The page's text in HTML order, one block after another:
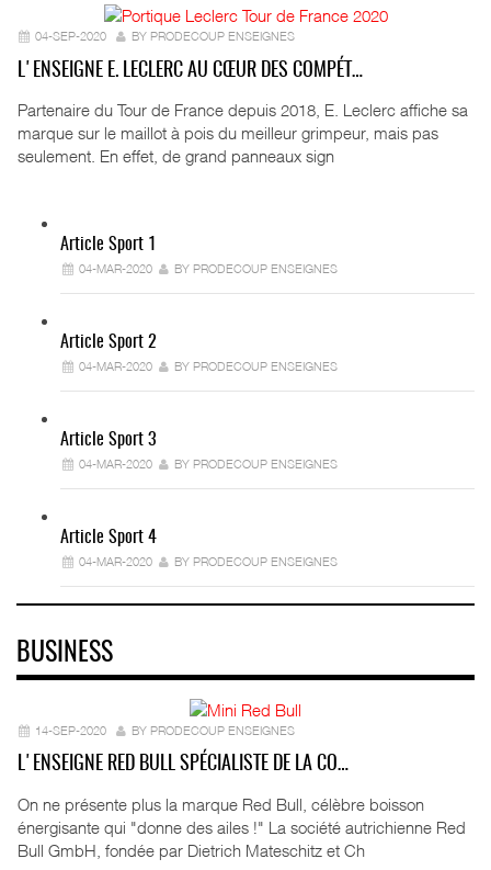
04-SEP-2020 BY PRODECOUP ENSEIGNES
L'ENSEIGNE E. LECLERC AU CŒUR DES COMPÉT…
Partenaire du Tour de France depuis 2018, E. Leclerc affiche sa
marque sur le maillot à pois du meilleur grimpeur, mais pas
seulement. En effet, de grand panneaux sign
Article Sport 1
04-MAR-2020 BY PRODECOUP ENSEIGNES
Article Sport 2
04-MAR-2020 BY PRODECOUP ENSEIGNES
Article Sport 3
04-MAR-2020 BY PRODECOUP ENSEIGNES
Article Sport 4
04-MAR-2020 BY PRODECOUP ENSEIGNES
BUSINESS
14-SEP-2020 BY PRODECOUP ENSEIGNES
L'ENSEIGNE RED BULL SPÉCIALISTE DE LA CO…
On ne présente plus la marque Red Bull, célèbre boisson
énergisante qui "donne des ailes !" La société autrichienne Red
Bull GmbH, fondée par Dietrich Mateschitz et Ch